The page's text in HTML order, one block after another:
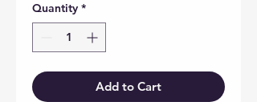
Quantity *
Add to Cart